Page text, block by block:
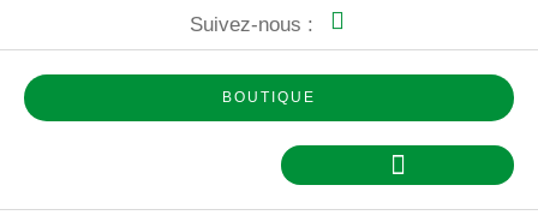
Suivez-nous :
BOUTIQUE